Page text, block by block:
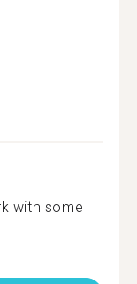
with some